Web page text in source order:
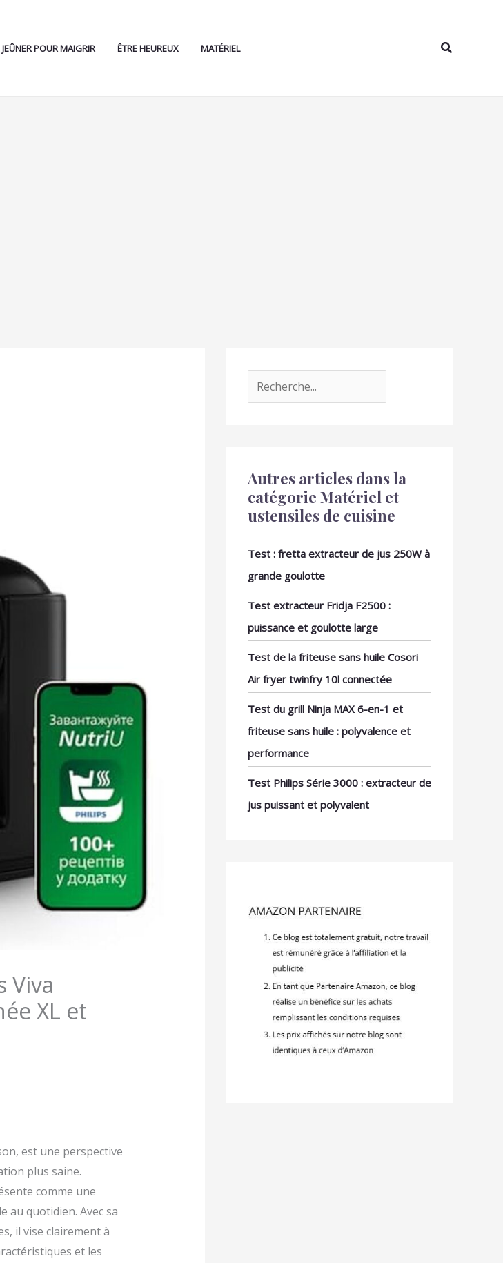
JEÛNER POUR MAIGRIR ÊTRE HEUREUX MATÉRIEL
Viva
XL et
est une perspective
plus saine.
comme une
au quotidien. Avec sa
il vise clairement à
et les
Autres articles dans la
catégorie Matériel et
ustensiles de cuisine
Test : fretta extracteur de jus 250W à
grande goulotte
Test extracteur Fridja F2500 :
puissance et goulotte large
Test de la friteuse sans huile Cosori
Air fryer twinfry 10l connectée
Test du grill Ninja MAX 6-en-1 et
friteuse sans huile : polyvalence et
performance
Test Philips Série 3000 : extracteur de
jus puissant et polyvalent